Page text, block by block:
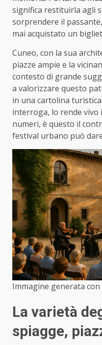
significa restituirla agli
sorprendere il
mai acquistato un
Cuneo, con la sua
piazze ampie e la
contesto di grande
a valorizzare questo
in una cartolina
interroga, lo rende vivo
numeri, è questo il
festival urbano può
Immagine generata con
La varietà
spiagge,